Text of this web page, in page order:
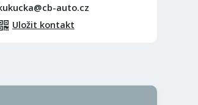
auto.cz
Uložit kontakt